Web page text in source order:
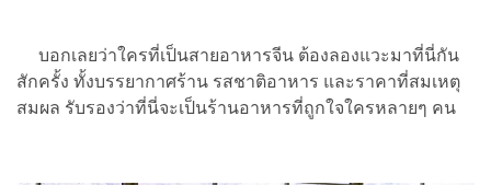
บอกเลยว่าใครที่เป็นสายอาหารจีน ต้องลองแวะมาที่นี่กัน
สักครั้ง ทั้งบรรยากาศร้าน รสชาติอาหาร และราคาที่สมเหตุ
สมผล รับรองว่าที่นี่จะเป็นร้านอาหารที่ถูกใจใครหลายๆ คน